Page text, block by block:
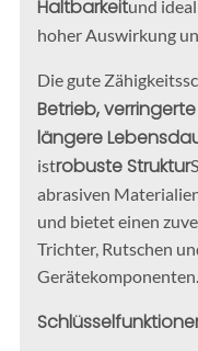
Haltbarkeitund
hoher Auswirkung
Die gute
Betrieb,
längere
istrobuste Struktur
abrasiven
und bietet einen
Trichter, Rutschen
Gerätekomponenten.